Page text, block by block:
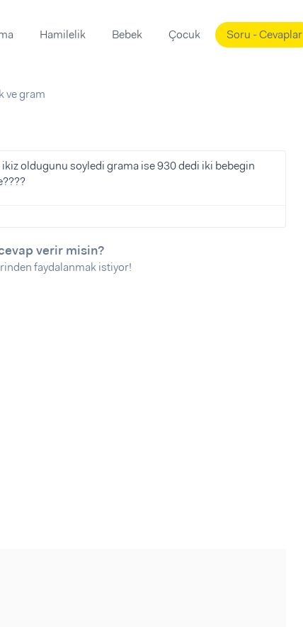
Hamilelik Bebek Çocuk Soru - Cevaplar
ve gram
oldugunu soyledi grama ise 930 dedi iki bebegin
verir misin?
faydalanmak istiyor!